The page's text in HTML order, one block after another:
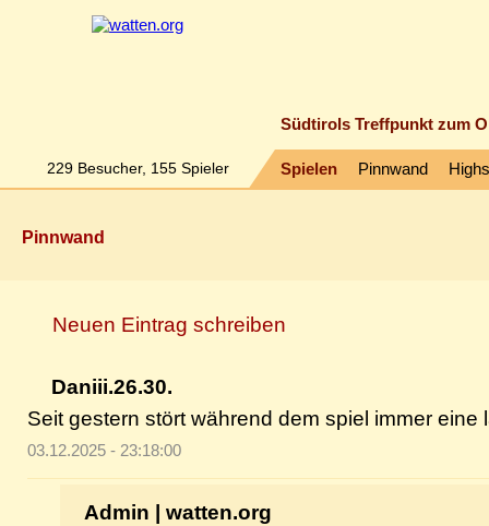
229Besucher, 155Spieler
Südtirols Treffpunkt zum
Spielen Pinnwand
Pinnwand
Neuen Eintrag schreiben
Daniii.26.30.
Seit gestern stört während dem spiel immer eine
03.12.2025 - 23:18:00
Admin | watten.org